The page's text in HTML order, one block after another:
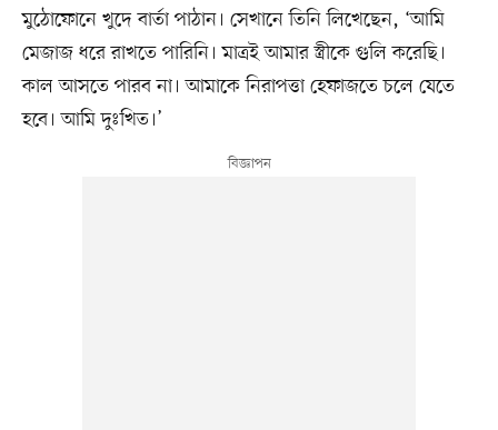
মুঠোফোনে খুদে বার্তা পাঠান। সেখানে তিনি লিখেছেন, ‘আমি
মেজাজ ধরে রাখতে পারিনি। মাত্রই আমার স্ত্রীকে গুলি করেছি।
কাল আসতে পারব না। আমাকে নিরাপত্তা হেফাজতে চলে যেতে
হবে। আমি দুঃখিত।’